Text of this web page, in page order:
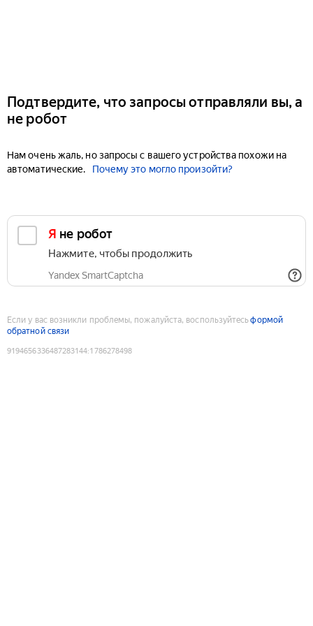
Подтвердите, что запросы отправляли вы, а
не робот
Нам очень жаль, но запросы с вашего устройства похожи на
автоматические.
Почему это могло произойти?
Я не робот
Нажмите, чтобы продолжить
Yandex SmartCaptcha
Если у вас возникли проблемы, пожалуйста, воспользуйтесьформой
обратной связи
9194656336487283144:1786278498